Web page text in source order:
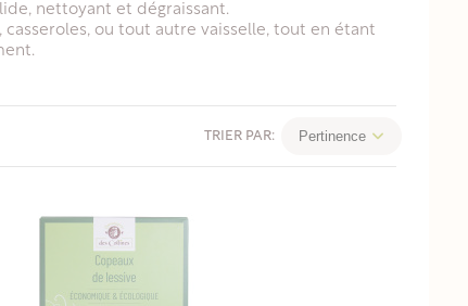
nettoyant et dégraissant.
ou tout autre vaisselle, tout en étant
TRIER PAR: Pertinence